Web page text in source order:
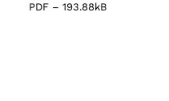
PDF – 193.88kB